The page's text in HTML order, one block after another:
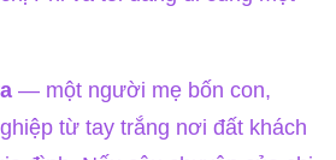
— một người mẹ bốn con,
từ tay trắng nơi đất khách